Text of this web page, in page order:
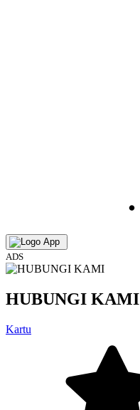
ADS
HUBUNGI KAMI
Kartu